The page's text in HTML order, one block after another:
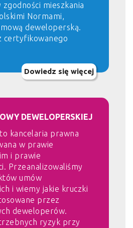
mieszkania
Normami,
deweloperską.
certyfikowanego
Dowiedz się więcej
DEWELOPERSKIEJ
kancelaria prawna
w prawie
i prawie
Przeanalizowaliśmy
umów
i wiemy jakie kruczki
przez
deweloperów.
ryzyk przy